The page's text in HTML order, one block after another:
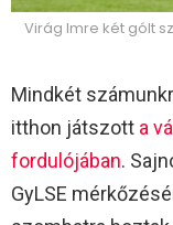
Virág Imre két gólt
Mindkét
itthon játszott a
fordulójában.
GyLSE